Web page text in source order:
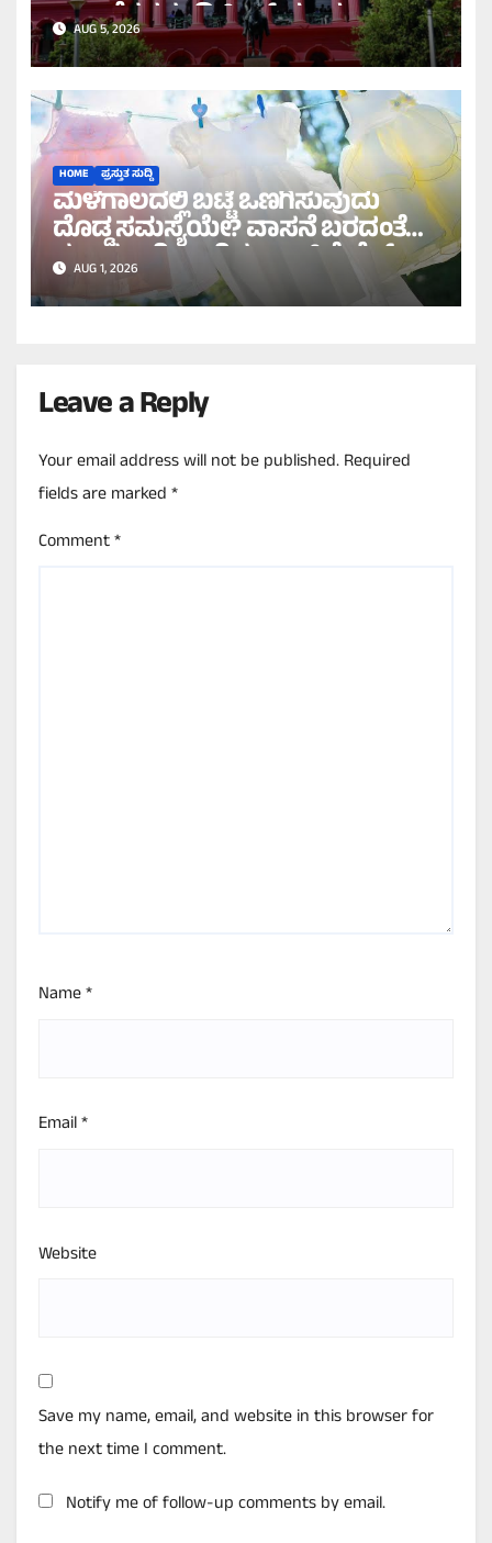
ದಾಖಲೆಗಳನ್ನು ಡಿಲೀಟ್ ಮಾಡಲು
ಹೈಕೋರ್ಟ್ ಸೂಚನೆ!
AUG 5, 2026
HOME ಪ್ರಸ್ತುತ ಸುದ್ದಿ
ಮಳೆಗಾಲದಲ್ಲಿ ಬಟ್ಟೆ ಒಣಗಿಸುವುದು
ದೊಡ್ಡ ಸಮಸ್ಯೆಯೇ? ವಾಸನೆ ಬರದಂತೆ
ಸುಲಭವಾಗಿ ಒಣಗಿಸಲು ಇಲ್ಲಿವೆ ಬೆಸ್ಟ್
ಟಿಪ್ಸ್!
AUG 1, 2026
Leave a Reply
Your email address will not be published.Required
fields are marked*
Comment*
Name*
Email*
Website
Save my name, email, and website in this browser for
the next time I comment.
Notify me of follow-up comments by email.